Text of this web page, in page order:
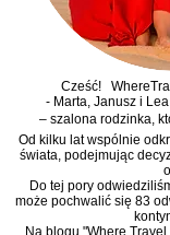
Cześć!
- Marta, Janusz i
– szalona rodzinka,
Od kilku lat wspólnie
świata, podejmując
Do tej pory